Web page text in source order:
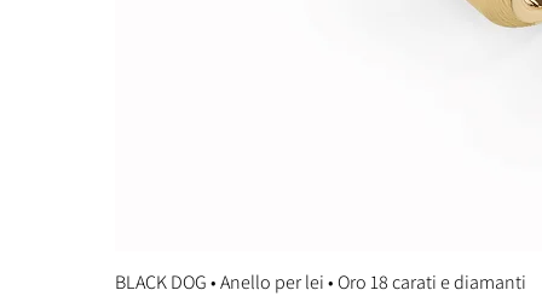
BLACK DOG • Anello per lei • Oro 18 carati e diamanti